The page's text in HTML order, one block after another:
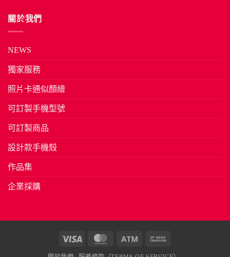
關於我們
NEWS
獨家服務
照片卡通似顏繪
可訂製手機型號
可訂製商品
設計款手機殼
作品集
企業採購
MasterCard Atm